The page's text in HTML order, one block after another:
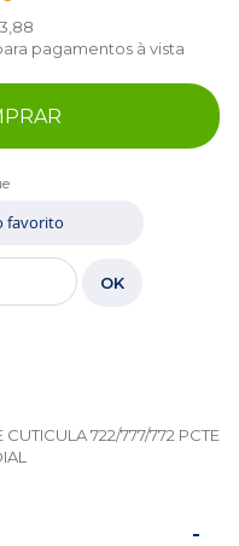
pagamentos à vista
favorito
OK
722/777/772 PCTE